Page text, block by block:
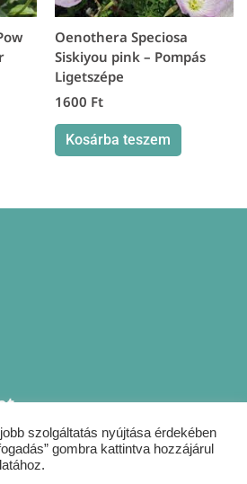
Oenothera Speciosa
Siskiyou pink – Pompás
Ligetszépe
1600 Ft
Kosárba teszem
szolgáltatás nyújtása érdekében
gombra kattintva hozzájárul